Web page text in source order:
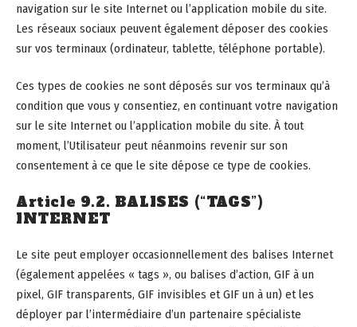
navigation sur le site Internet ou l’application mobile du site.
Les réseaux sociaux peuvent également déposer des cookies
sur vos terminaux (ordinateur, tablette, téléphone portable).
Ces types de cookies ne sont déposés sur vos terminaux qu’à
condition que vous y consentiez, en continuant votre navigation
sur le site Internet ou l’application mobile du site. À tout
moment, l’Utilisateur peut néanmoins revenir sur son
consentement à ce que le site dépose ce type de cookies.
Article 9.2. BALISES (“TAGS”)
INTERNET
Le site peut employer occasionnellement des balises Internet
(également appelées « tags », ou balises d’action, GIF à un
pixel, GIF transparents, GIF invisibles et GIF un à un) et les
déployer par l’intermédiaire d’un partenaire spécialiste